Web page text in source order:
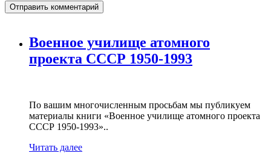
Военное училище атомного
проекта СССР 1950-1993
По вашим многочисленным просьбам мы публикуем
материалы книги «Военное училище атомного проекта
СССР 1950-1993»..
Читать далее